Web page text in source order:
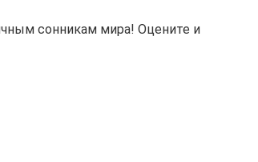
сонникам мира! Оцените и